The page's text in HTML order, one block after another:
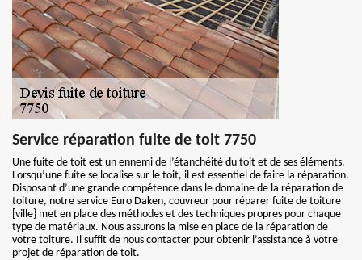
Service réparation fuite de toit 7750
Une fuite de toit est un ennemi de l’étanchéité du toit et de ses éléments.
Lorsqu’une fuite se localise sur le toit, il est essentiel de faire la réparation.
Disposant d’une grande compétence dans le domaine de la réparation de
toiture, notre service Euro Daken, couvreur pour réparer fuite de toiture
[ville} met en place des méthodes et des techniques propres pour chaque
type de matériaux. Nous assurons la mise en place de la réparation de
votre toiture. Il suffit de nous contacter pour obtenir l’assistance à votre
projet de réparation de toit.